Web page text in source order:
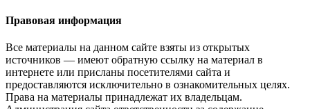
Правовая информация
Все материалы на данном сайте взяты из открытых
источников — имеют обратную ссылку на материал в
интернете или присланы посетителями сайта и
предоставляются исключительно в ознакомительных целях.
Права на материалы принадлежат их владельцам.